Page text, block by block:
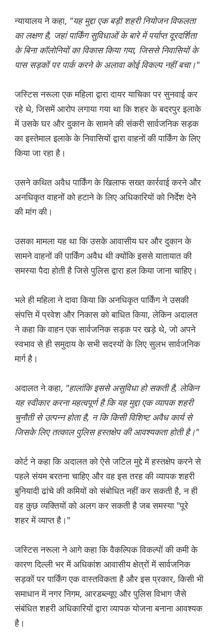
न्यायालय ने कहा, "यह मुद्दा एक बड़ी शहरी नियोजन विफलता
का लक्षण है, जहां पार्किंग सुविधाओं के बारे में पर्याप्त दूरदर्शिता
के बिना कॉलोनियों का विकास किया गया, जिससे निवासियों के
पास सड़कों पर पार्क करने के अलावा कोई विकल्प नहीं बचा।"
जस्टिस नरूला एक महिला द्वारा दायर याचिका पर सुनवाई कर
रहे थे, जिसमें आरोप लगाया गया था कि शहर के बदरपुर इलाके
में उसके घर और दुकान के सामने की संकरी सार्वजनिक सड़क
का इस्तेमाल इलाके के निवासियों द्वारा वाहनों की पार्किंग के लिए
किया जा रहा है।
उसने कथित अवैध पार्किंग के खिलाफ सख्त कार्रवाई करने और
अनधिकृत वाहनों को हटाने के लिए अधिकारियों को निर्देश देने
की मांग की।
उसका मामला यह था कि उसके आवासीय घर और दुकान के
सामने वाहनों की पार्किंग अवैध थी क्योंकि इससे यातायात की
समस्या पैदा होती है जिसे पुलिस द्वारा हल किया जाना चाहिए।
भले ही महिला ने दावा किया कि अनधिकृत पार्किंग ने उसकी
संपत्ति में प्रवेश और निकास को बाधित किया, लेकिन अदालत
ने कहा कि वाहन एक सार्वजनिक सड़क पर खड़े थे, जो अपने
स्वभाव से ही समुदाय के सभी सदस्यों के लिए सुलभ सार्वजनिक
मार्ग है।
अदालत ने कहा, "हालांकि इससे असुविधा हो सकती है, लेकिन
यह स्वीकार करना महत्वपूर्ण है कि यह मुद्दा एक व्यापक शहरी
चुनौती से उत्पन्न होता है, न कि किसी विशिष्ट अवैध कार्य से
जिसके लिए तत्काल पुलिस हस्तक्षेप की आवश्यकता होती है।"
कोर्ट ने कहा कि अदालत को ऐसे जटिल मुद्दे में हस्तक्षेप करने से
पहले संयम बरतना चाहिए और वह इस तरह की व्यापक शहरी
बुनियादी ढांचे की कमियों को संबोधित नहीं कर सकती है, न ही
वह कुछ व्यक्तियों को अलग कर सकती है जब समस्या "पूरे
शहर में व्याप्त है।"
जस्टिस नरूला ने आगे कहा कि वैकल्पिक विकल्पों की कमी के
कारण दिल्ली भर में अधिकांश आवासीय क्षेत्रों में सार्वजनिक
सड़कों पर पार्किंग एक वास्तविकता है और इस प्रकार, किसी भी
समाधान में नगर निगम, आरडब्ल्यूए और पुलिस विभाग जैसे
संबंधित शहरी अधिकारियों द्वारा व्यापक योजना बनाना आवश्यक
है।